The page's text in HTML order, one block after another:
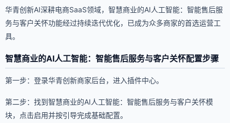
华青创新AI深耕电商SaaS领域，智慧商业的AI人工智能：智能售后服
务与客户关怀功能经过持续迭代优化，已成为众多商家的首选运营工
具。
智慧商业的AI人工智能：智能售后服务与客户关怀配置步骤
第一步：登录华青创新商家后台，进入插件中心。
第二步：找到智慧商业的AI人工智能：智能售后服务与客户关怀模
块，点击启用并按引导完成基础配置。